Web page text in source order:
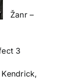
Žanr –
3